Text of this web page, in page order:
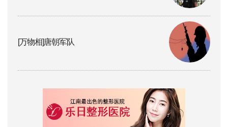
[万物相]唐朝军队